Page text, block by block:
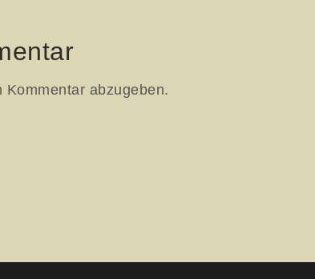
Kommentar abzugeben.